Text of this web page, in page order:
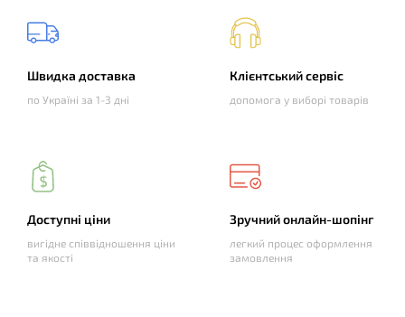
Швидка доставка
по Україні за 1-3 дні
Клієнтський сервіс
допомога у виборі товарів
Доступні ціни
вигідне співвідношення ціни
та якості
Зручний онлайн-шопінг
легкий процес оформлення
замовлення